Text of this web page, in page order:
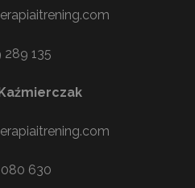
289 135
080 630